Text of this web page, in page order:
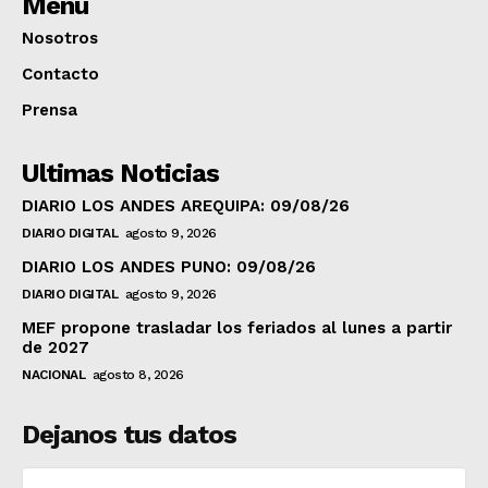
Nosotros
Contacto
Prensa
Ultimas Noticias
DIARIO LOS ANDES AREQUIPA: 09/08/26
DIARIO DIGITAL agosto 9, 2026
DIARIO LOS ANDES PUNO: 09/08/26
DIARIO DIGITAL agosto 9, 2026
MEF propone trasladar los feriados al lunes a partir
de 2027
NACIONAL agosto 8, 2026
Dejanos tus datos